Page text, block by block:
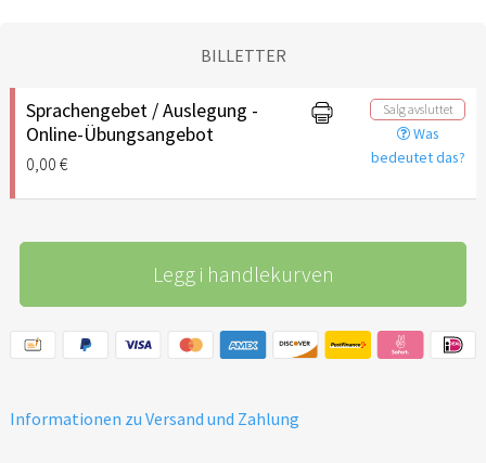
BILLETTER
Sprachengebet / Auslegung -
Online-Übungsangebot
0,00 €
Salg avsluttet
Was
bedeutet das?
Legg i handlekurven
Informationen zu Versand und Zahlung